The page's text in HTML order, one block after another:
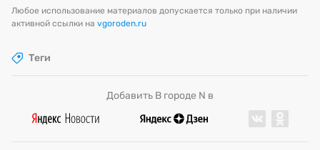
Любое использование материалов допускается только при наличии
активной ссылки на vgoroden.ru
Теги
Добавить В городе N в